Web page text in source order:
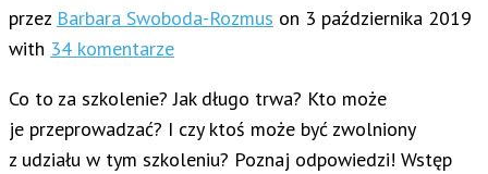
przez Barbara Swoboda-Rozmus on 3 października 2019
with 34 komentarze
Co to za szkolenie? Jak długo trwa? Kto może
je przeprowadzać? I czy ktoś może być zwolniony
z udziału w tym szkoleniu? Poznaj odpowiedzi! Wstęp